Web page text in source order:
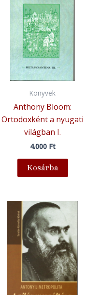
Könyvek
Anthony Bloom:
Ortodoxként a nyugati
világban I.
4.000 Ft
Kosárba